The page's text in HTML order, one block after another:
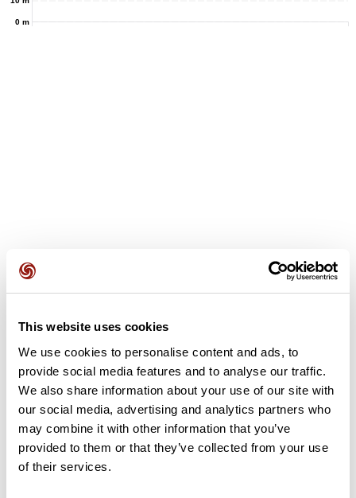
This website uses cookies
We use cookies to personalise content and ads, to
provide social media features and to analyse our traffic.
We also share information about your use of our site with
our social media, advertising and analytics partners who
may combine it with other information that you’ve
provided to them or that they’ve collected from your use
of their services.
0 m
Opiniones de los usuarios
Este recorrido aún no contiene opiniones. ¿Ya lo has
completado? ¡Deja la primera opinión!
Añadir una opinión